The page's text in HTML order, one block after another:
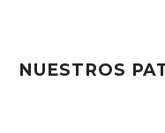
NUESTROS